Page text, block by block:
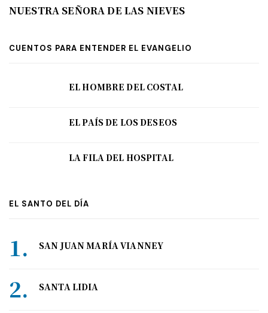
NUESTRA SEÑORA DE LAS NIEVES
CUENTOS PARA ENTENDER EL EVANGELIO
EL HOMBRE DEL COSTAL
EL PAÍS DE LOS DESEOS
LA FILA DEL HOSPITAL
EL SANTO DEL DÍA
SAN JUAN MARÍA VIANNEY
SANTA LIDIA